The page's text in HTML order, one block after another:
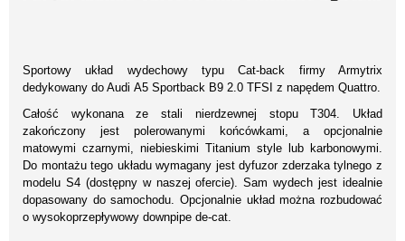
Sportowy układ wydechowy typu Cat-back firmy Armytrix
dedykowany do Audi A5 Sportback B9 2.0 TFSI z napędem Quattro.
Całość wykonana ze stali nierdzewnej stopu T304. Układ
zakończony jest polerowanymi końcówkami, a opcjonalnie
matowymi czarnymi, niebieskimi Titanium style lub karbonowymi.
Do montażu tego układu wymagany jest dyfuzor zderzaka tylnego z
modelu S4 (dostępny w naszej ofercie). Sam wydech jest idealnie
dopasowany do samochodu. Opcjonalnie układ można rozbudować
o wysokoprzepływowy downpipe de-cat.